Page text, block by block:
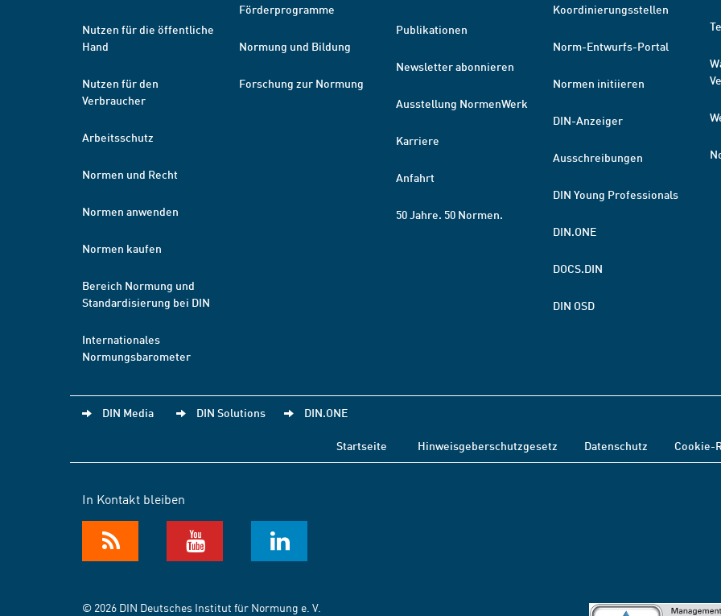
Nutzen für die öffentliche
Hand
Nutzen für den
Verbraucher
Arbeitsschutz
Normen und Recht
Normen anwenden
Normen kaufen
Bereich Normung und
Standardisierung bei DIN
Internationales
Normungsbarometer
Förderprogramme
Normung und Bildung
Forschung zur Normung
Publikationen
Newsletter abonnieren
Ausstellung NormenWerk
Karriere
Anfahrt
50 Jahre. 50 Normen.
Koordinierungsstellen
Norm-Entwurfs-Portal
Normen initiieren
DIN-Anzeiger
Ausschreibungen
DIN Young Professionals
DIN.ONE
DOCS.DIN
DIN OSD
DIN Media DIN Solutions DIN.ONE
Startseite Hinweisgeberschutzgesetz Datenschutz Cookie-
In Kontakt bleiben
© 2026 DIN Deutsches Institut für Normung e. V.